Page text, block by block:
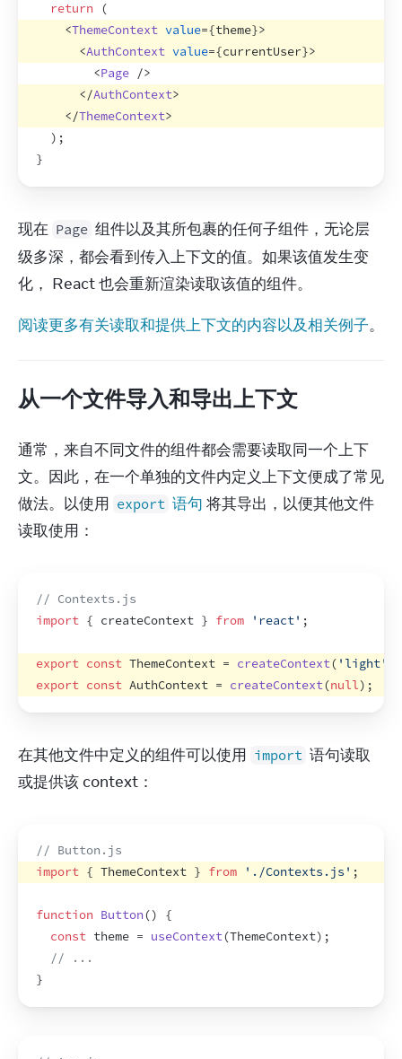
return
(
<ThemeContext value={theme}>
<AuthContext value={currentUser}>
<Page />
</AuthContext>
</ThemeContext>
) ;
}
现在 Page 组件以及其所包裹的任何子组件，无论层
级多深，都会看到传入上下文的值。如果该值发生变
化， React 也会重新渲染读取该值的组件。
阅读更多有关读取和提供上下文的内容以及相关例子。
从一个文件导入和导出上下文
通常，来自不同文件的组件都会需要读取同一个上下
文。因此，在一个单独的文件内定义上下文便成了常见
做法。以使用 export 语句 将其导出，以便其他文件
读取使用：
// Contexts.js
import { createContext } from 'react' ;
export const ThemeContext = createContext( 'light'
export const AuthContext = createContext(null) ;
在其他文件中定义的组件可以使用 import 语句读取
或提供该 context：
// Button.js
import { ThemeContext } from './Contexts.js' ;
function Button()
{
const theme = useContext(ThemeContext) ;
// ...
}